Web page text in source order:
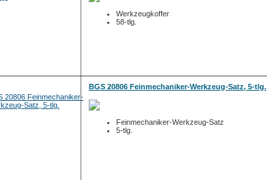
Werkzeugkoffer
58-tlg.
BGS 20806 Feinmechaniker-Werkzeug-Satz, 5-tlg.
Feinmechaniker-Werkzeug-Satz
5-tlg.